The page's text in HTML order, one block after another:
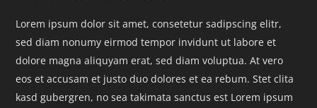
Lorem ipsum dolor sit amet, consetetur sadipscing elitr,
sed diam nonumy eirmod tempor invidunt ut labore et
dolore magna aliquyam erat, sed diam voluptua. At vero
eos et accusam et justo duo dolores et ea rebum. Stet clita
kasd gubergren, no sea takimata sanctus est Lorem ipsum